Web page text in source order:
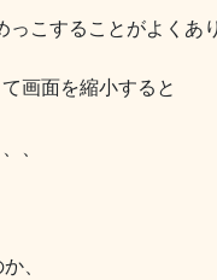
こすることがよくあ
画面を縮小すると
、
、